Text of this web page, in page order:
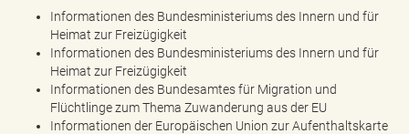
Informationen des Bundesministeriums des Innern und für
Heimat zur Freizügigkeit
Informationen des Bundesministeriums des Innern und für
Heimat zur Freizügigkeit
Informationen des Bundesamtes für Migration und
Flüchtlinge zum Thema Zuwanderung aus der EU
Informationen der Europäischen Union zur Aufenthaltskarte